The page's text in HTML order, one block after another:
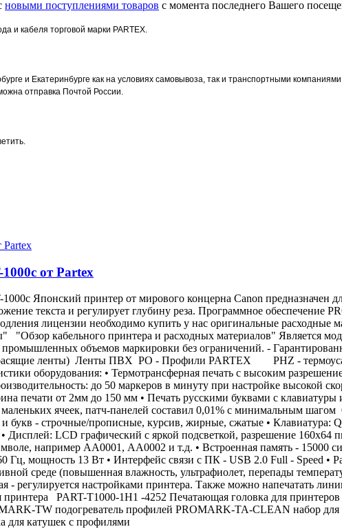
новыми поступлениями товаров с момента последнего Вашего
и кабеля торговой марки PARTEX.
и Екатеринбурге как на условиях самовывоза, так и транспортными
отправка Почтой России.
от Partex
Японский принтер от мирового концерна Canon предназначен
текста и регулирует глубину реза. Программное
лицензии необходимо купить у нас оригинальные
кабельного принтера и расходных материалов" Является
объемов маркировки без ограничений. -
ленты) Ленты ПВХ PO - Профили PARTEX PHZ -
оборудования: • Термотрансферная печать с высоким
до 50 маркеров в минуту при настройке высокой
печати от 2мм до 150 мм • Печать русскими буквами с
ячеек, патч-панелей составил 0,01% с минимальным шагом
букв - строчные/прописные, курсив, жирные, сжатые •
Дисплей: LCD графический c яркой подсветкой, разрешение 160х64
например АА0001, АА0002 и т.д. • Встроенная память - 15000
Гц, мощность 13 Вт • Интерфейс связи с ПК - USB 2.0 Full - Speed
среде (повышенная влажность, ультрафиолет, перепады
регулируется настройками принтера. Также можно напечатать
принтера PART-T1000-1H1 -4252 Печатающая головка для
TW подогреватель профилей PROMARK-TA-CLEAN набор
для катушек с профилями